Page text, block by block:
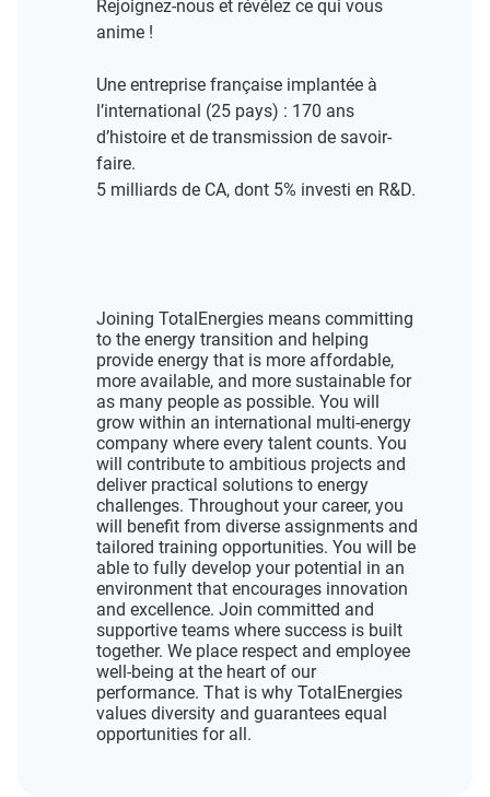
Rejoignez-nous et révélez ce qui vous
anime !​
Une entreprise française implantée à
l’international (25 pays) : 170 ans
d’histoire et de transmission de savoir-
faire.​
5 milliards de CA, dont 5% investi en R&D​.
Joining TotalEnergies means committing
to the energy transition and helping
provide energy that is more affordable,
more available, and more sustainable for
as many people as possible. You will
grow within an international multi-energy
company where every talent counts. You
will contribute to ambitious projects and
deliver practical solutions to energy
challenges. Throughout your career, you
will benefit from diverse assignments and
tailored training opportunities. You will be
able to fully develop your potential in an
environment that encourages innovation
and excellence. Join committed and
supportive teams where success is built
together. We place respect and employee
well-being at the heart of our
performance. That is why TotalEnergies
values diversity and guarantees equal
opportunities for all.